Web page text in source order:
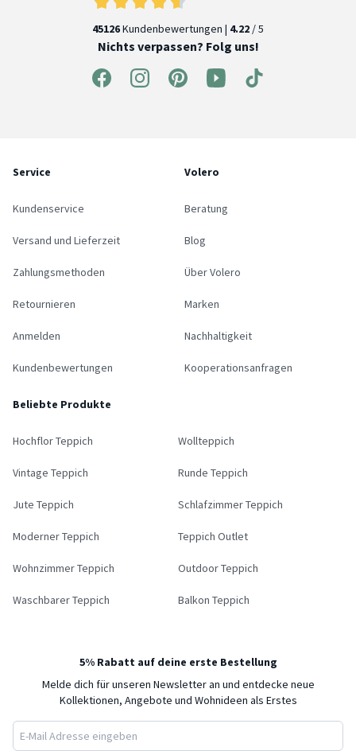
45126Kundenbewertungen | 4.22 / 5
Nichts verpassen? Folg uns!
Service
Kundenservice
Versand und Lieferzeit
Zahlungsmethoden
Retournieren
Anmelden
Kundenbewertungen
Volero
Beratung
Blog
Über Volero
Marken
Nachhaltigkeit
Kooperationsanfragen
Beliebte Produkte
Hochflor Teppich Wollteppich
Vintage Teppich Runde Teppich
Jute Teppich Schlafzimmer Teppich
Moderner Teppich Teppich Outlet
Wohnzimmer Teppich Outdoor Teppich
Waschbarer Teppich Balkon Teppich
5% Rabatt auf deine erste Bestellung
Melde dich für unseren Newsletter an und entdecke neue
Kollektionen, Angebote und Wohnideen als Erstes